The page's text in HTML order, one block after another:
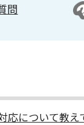
問
について教え